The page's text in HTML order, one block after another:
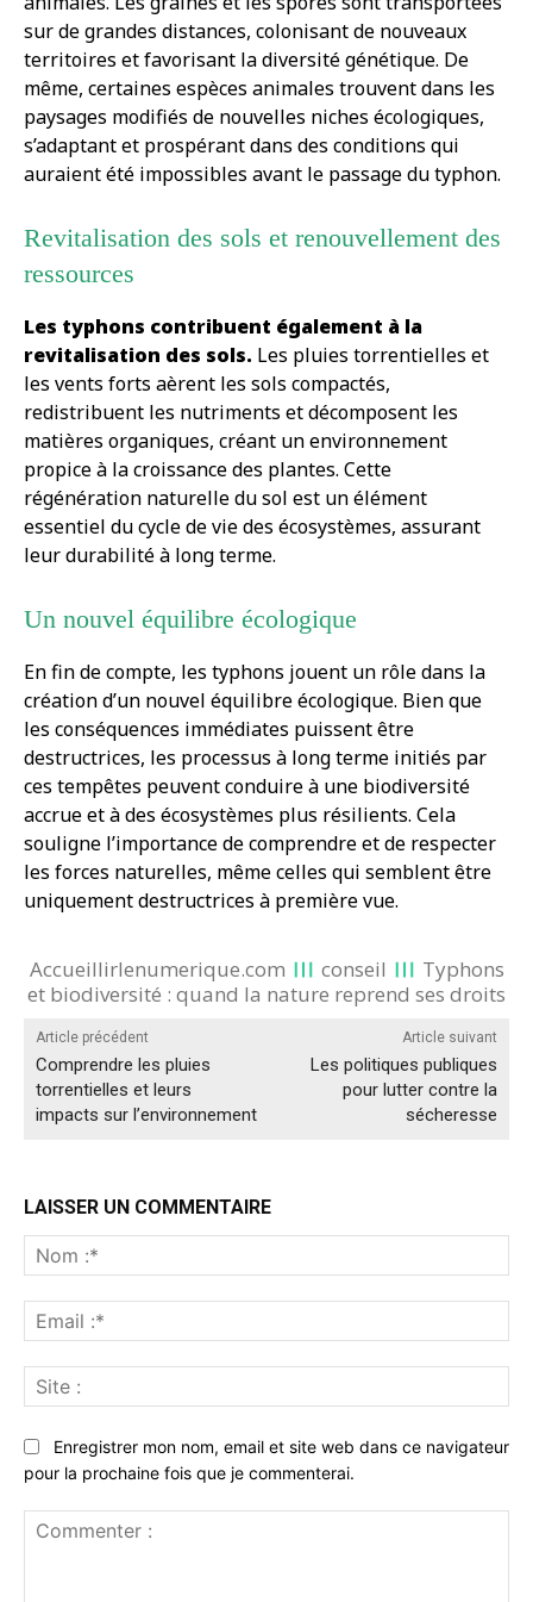
sur de grandes distances, colonisant de nouveaux
territoires et favorisant la diversité génétique. De
même, certaines espèces animales trouvent dans les
paysages modifiés de nouvelles niches écologiques,
s’adaptant et prospérant dans des conditions qui
auraient été impossibles avant le passage du typhon.
Revitalisation des sols et renouvellement des
ressources
Les typhons contribuent également à la
revitalisation des sols. Les pluies torrentielles et
les vents forts aèrent les sols compactés,
redistribuent les nutriments et décomposent les
matières organiques, créant un environnement
propice à la croissance des plantes. Cette
régénération naturelle du sol est un élément
essentiel du cycle de vie des écosystèmes, assurant
leur durabilité à long terme.
Un nouvel équilibre écologique
En fin de compte, les typhons jouent un rôle dans la
création d’un nouvel équilibre écologique. Bien que
les conséquences immédiates puissent être
destructrices, les processus à long terme initiés par
ces tempêtes peuvent conduire à une biodiversité
accrue et à des écosystèmes plus résilients. Cela
souligne l’importance de comprendre et de respecter
les forces naturelles, même celles qui semblent être
uniquement destructrices à première vue.
Accueillirlenumerique.com conseil
Typhons
et biodiversité : quand la nature reprend ses droits
Article précédent
Comprendre les pluies
torrentielles et leurs
impacts sur l’environnement
Article suivant
Les politiques publiques
pour lutter contre la
sécheresse
LAISSER UN COMMENTAIRE
:*
:*
:
Enregistrer mon nom, email et site web dans ce navigateur
pour la prochaine fois que je commenterai.